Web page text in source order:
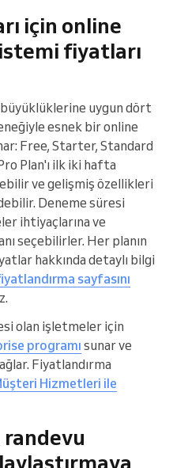
için online
fiyatları
uygun dört
esnek bir online
Free, Starter, Standard
Plan'ı ilk iki hafta
ve gelişmiş özellikleri
Deneme süresi
ihtiyaçlarına ve
seçebilirler. Her planın
hakkında detaylı bilgi
sayfasını
olan işletmeler için
programı sunar ve
Fiyatlandırma
Hizmetleri ile